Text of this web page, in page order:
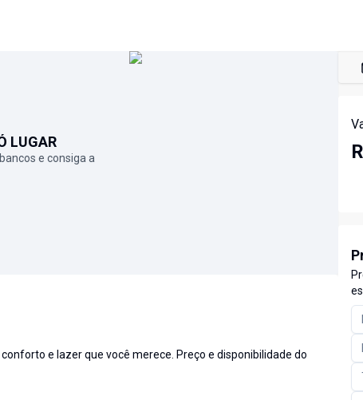
LUGAR
e consiga a
e lazer que você merece. Preço e disponibilidade do